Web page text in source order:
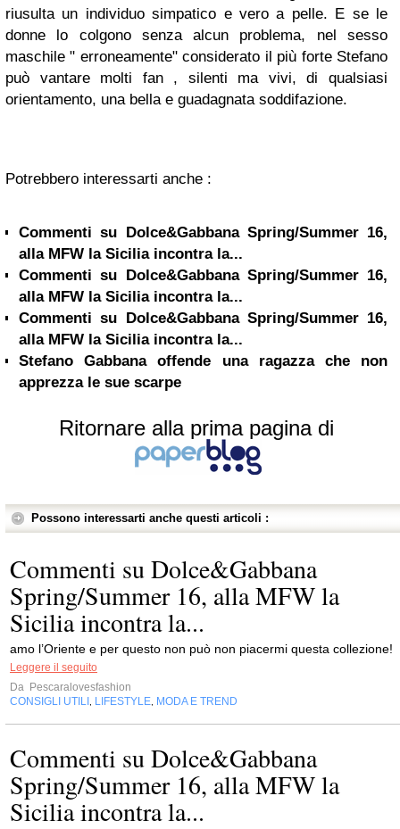
riusulta un individuo simpatico e vero a pelle. E se le
donne lo colgono senza alcun problema, nel sesso
maschile " erroneamente" considerato il più forte Stefano
può vantare molti fan , silenti ma vivi, di qualsiasi
orientamento, una bella e guadagnata soddifazione.
Potrebbero interessarti anche :
Commenti su Dolce&Gabbana Spring/Summer 16,
alla MFW la Sicilia incontra la...
Commenti su Dolce&Gabbana Spring/Summer 16,
alla MFW la Sicilia incontra la...
Commenti su Dolce&Gabbana Spring/Summer 16,
alla MFW la Sicilia incontra la...
Stefano Gabbana offende una ragazza che non
apprezza le sue scarpe
Ritornare alla prima pagina di
Possono interessarti anche questi articoli :
Commenti su Dolce&Gabbana
Spring/Summer 16, alla MFW la
Sicilia incontra la...
amo l’Oriente e per questo non può non piacermi questa collezione!
Leggere il seguito
Da Pescaralovesfashion
CONSIGLI UTILI
LIFESTYLE MODA E TREND
Commenti su Dolce&Gabbana
Spring/Summer 16, alla MFW la
Sicilia incontra la...